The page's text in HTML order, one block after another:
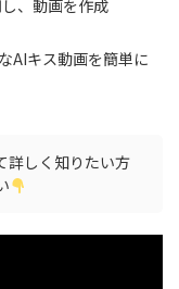
し、動画を作成
AIキス動画を簡単に
詳しく知りたい方